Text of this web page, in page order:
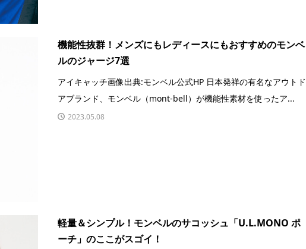
機能性抜群！メンズにもレディースにもおすすめのモンベ
ルのジャージ7選
アイキャッチ画像出典:モンベル公式HP 日本発祥の有名なアウトド
アブランド、モンベル（mont-bell）が機能性素材を使ったア...
2023.05.08
軽量＆シンプル！モンベルのサコッシュ「U.L.MONO ポ
ーチ」のここがスゴイ！